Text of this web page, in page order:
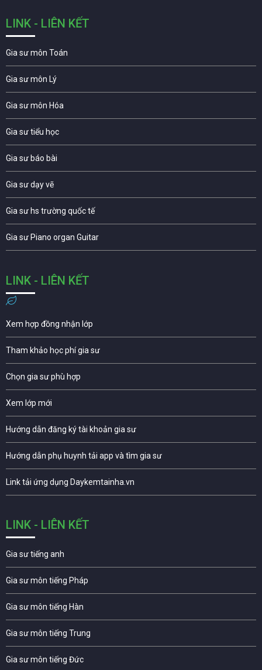
LINK - LIÊN KẾT
Gia sư môn Toán
Gia sư môn Lý
Gia sư môn Hóa
Gia sư tiểu học
Gia sư báo bài
Gia sư dạy vẽ
Gia sư hs trường quốc tế
Gia sư Piano organ Guitar
LINK - LIÊN KẾT
Xem hợp đồng nhận lớp
Tham khảo học phí gia sư
Chọn gia sư phù hợp
Xem lớp mới
Hướng dẫn đăng ký tài khoản gia sư
Hướng dẫn phụ huynh tải app và tìm gia sư
Link tải ứng dụng Daykemtainha.vn
LINK - LIÊN KẾT
Gia sư tiếng anh
Gia sư môn tiếng Pháp
Gia sư môn tiếng Hàn
Gia sư môn tiếng Trung
Gia sư môn tiếng Đức